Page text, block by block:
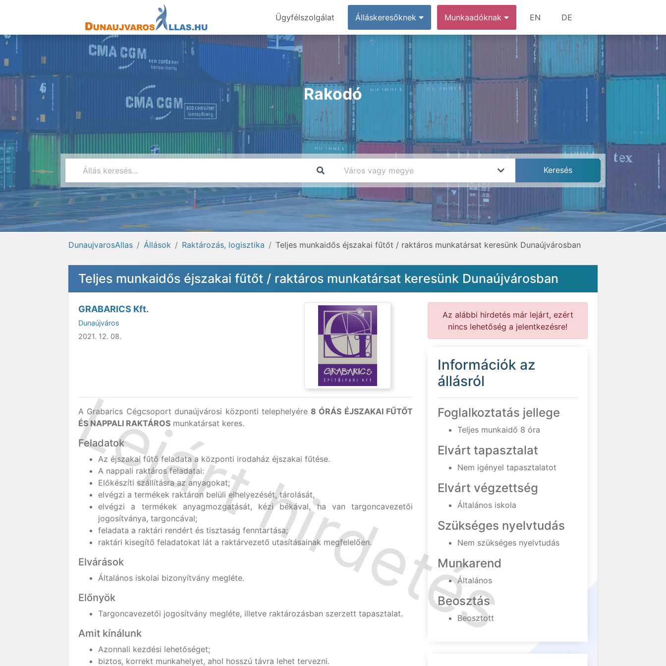
Ügyfélszolgálat Álláskeresőknek Munkaadóknak EN DE
Rakodó
DunaujvarosAllas Állások Raktározás, logisztika Teljes munkaidős éjszakai fűtőt / raktáros munkatársat keresünk Dunaújvárosban
Teljes munkaidős éjszakai fűtőt / raktáros munkatársat keresünk Dunaújvárosban
GRABARICS Kft.
Dunaújváros
2021. 12. 08.
A Grabarics Cégcsoport dunaújvárosi központi telephelyére 8 ÓRÁS ÉJSZAKAI FŰTŐT
ÉS NAPPALI RAKTÁROS munkatársat keres.
Feladatok
Az éjszakai fűtő feladata a központi irodaház éjszakai fűtése.
A nappali raktáros feladatai:
Előkészíti szállításra az anyagokat;
elvégzi a termékek raktáron belüli elhelyezését, tárolását,
elvégzi a termékek anyagmozgatását, kézi békával, ha van targoncavezetői
jogosítványa, targoncával;
feladata a raktári rendért és tisztaság fenntartása;
raktári kisegítő feladatokat lát a raktárvezető utasításainak megfelelően.
Elvárások
Általános iskolai bizonyítvány megléte.
Előnyök
Targoncavezetői jogosítvány megléte, illetve raktározásban szerzett tapasztalat.
Amit kínálunk
Azonnali kezdési lehetőséget;
biztos, korrekt munkahelyet, ahol hosszú távra lehet tervezni.
Az alábbi hirdetés már lejárt, ezért
nincs lehetőség a jelentkezésre!
Információk az
állásról
Foglalkoztatás jellege
Teljes munkaidő 8 óra
Elvárt tapasztalat
Nem igényel tapasztalatot
Elvárt végzettség
Általános iskola
Szükséges nyelvtudás
Nem szükséges nyelvtudás
Munkarend
Általános
Beosztás
Beosztott